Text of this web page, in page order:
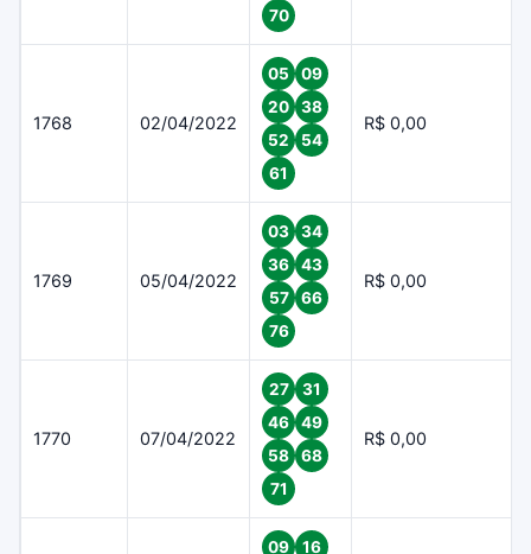
70
1768 02/04/2022
05
09
20
38
52
54
61
R$ 0,00
1769 05/04/2022
03
34
36
43
57
66
76
R$ 0,00
1770 07/04/2022
27
31
46
49
58
68
71
R$ 0,00
09
16